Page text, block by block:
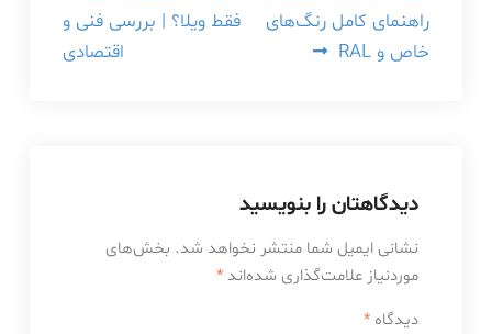
فقط ویلا؟ | بررسی فنی و
اقتصادی
راهنمای کامل رنگ‌های
خاص و RAL
دیدگاهتان را بنویسید
نشانی ایمیل شما منتشر نخواهد شد. بخش‌های
موردنیاز علامت‌گذاری شده‌اند *
دیدگاه *